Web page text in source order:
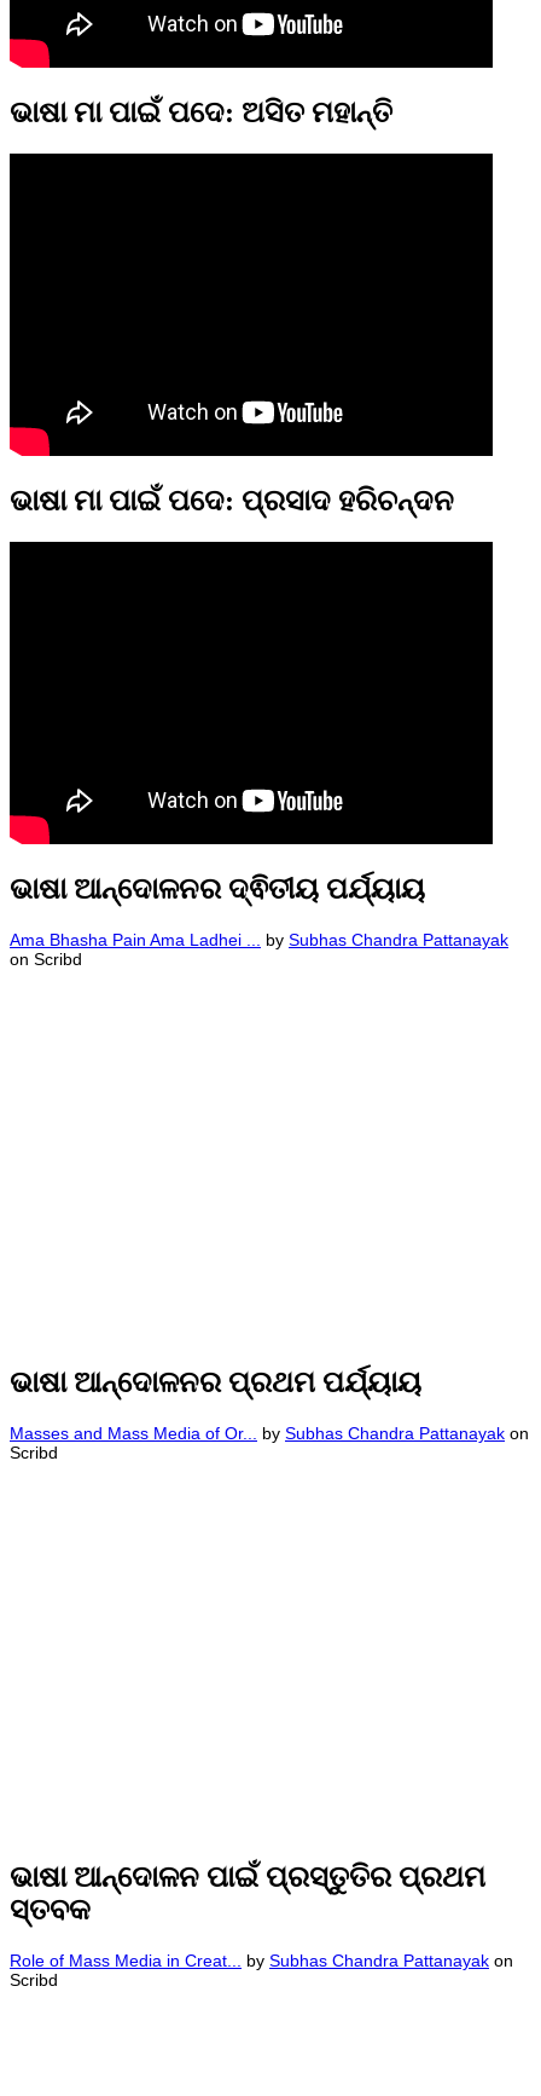
ଭାଷା ମା ପାଇଁ ପଦେ: ଅସିତ ମହାନ୍ତି
ଭାଷା ମା ପାଇଁ ପଦେ: ପ୍ରସାଦ ହରିଚନ୍ଦନ
ଭାଷା ଆନ୍ଦୋଳନର ଦ୍ଵିତୀୟ ପର୍ଯ୍ୟାୟ
Ama Bhasha Pain Ama Ladhei ... by Subhas Chandra Pattanayak
on Scribd
ଭାଷା ଆନ୍ଦୋଳନର ପ୍ରଥମ ପର୍ଯ୍ୟାୟ
Masses and Mass Media of Or... by Subhas Chandra Pattanayak on
Scribd
ଭାଷା ଆନ୍ଦୋଳନ ପାଇଁ ପ୍ରସ୍ତୁତିର ପ୍ରଥମ
ସ୍ତବକ
Role of Mass Media in Creat... by Subhas Chandra Pattanayak on
Scribd